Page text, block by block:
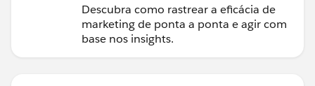
Descubra como rastrear a eficácia de
marketing de ponta a ponta e agir com
base nos insights.